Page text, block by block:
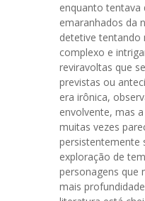
enquanto tentava
emaranhados da
detetive tentando
complexo e
reviravoltas que
previstas ou
era irônica,
envolvente, mas
muitas vezes
persistentemente
exploração de
personagens que
mais